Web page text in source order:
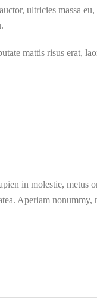
ultricies massa
mattis risus erat,
in molestie, metus
Aperiam